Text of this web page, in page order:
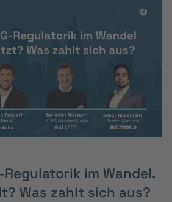
Regulatorik im Wandel.
Was zahlt sich aus?